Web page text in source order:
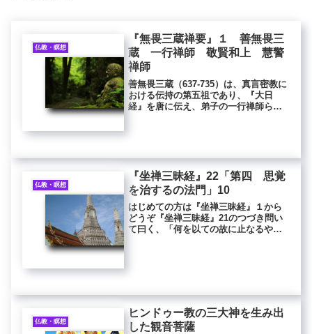
仏教・瞑想
『無畏三蔵禅要』１ 善無畏三
蔵 一行禅師 敬賢和上 慧警
禅師
善無畏三蔵（637-735）は、真言密教に
おける伝持の第五祖であり、『大日
経』を唐に伝え、弟子の一行禅師らと
仏教・瞑想
『坐禅三昧経』22「第四 思覚
を治するの法門」10
はじめての方は『坐禅三昧経』１から
どうぞ『坐禅三昧経』21のつづき問い
て曰く、「何を以ての故に止なるや」
仏教・瞑想
ヒンドゥー教の三大神を生み出
した観音菩薩